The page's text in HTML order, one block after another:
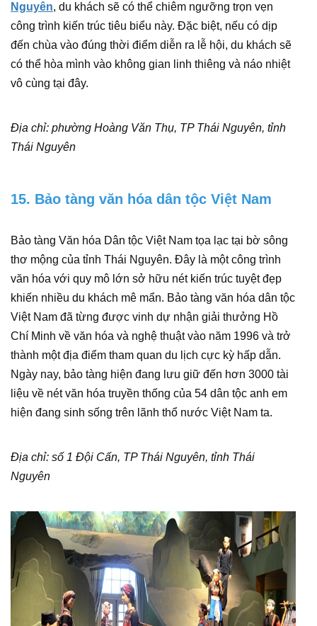
Nguyên, du khách sẽ có thể chiêm ngưỡng trọn vẹn
công trình kiến trúc tiêu biểu này. Đặc biệt, nếu có dịp
đến chùa vào đúng thời điểm diễn ra lễ hội, du khách sẽ
có thể hòa mình vào không gian linh thiêng và náo nhiệt
vô cùng tại đây.
Địa chỉ: phường Hoàng Văn Thụ, TP Thái Nguyên, tỉnh
Thái Nguyên
15. Bảo tàng văn hóa dân tộc Việt Nam
Bảo tàng Văn hóa Dân tộc Việt Nam tọa lạc tại bờ sông
thơ mộng của tỉnh Thái Nguyên. Đây là một công trình
văn hóa với quy mô lớn sở hữu nét kiến trúc tuyệt đẹp
khiến nhiều du khách mê mẩn. Bảo tàng văn hóa dân tộc
Việt Nam đã từng được vinh dự nhận giải thưởng Hồ
Chí Minh về văn hóa và nghệ thuật vào năm 1996 và trở
thành một địa điểm tham quan du lịch cực kỳ hấp dẫn.
Ngày nay, bảo tàng hiện đang lưu giữ đến hơn 3000 tài
liệu về nét văn hóa truyền thống của 54 dân tộc anh em
hiện đang sinh sống trên lãnh thổ nước Việt Nam ta.
Địa chỉ: số 1 Đội Cấn, TP Thái Nguyên, tỉnh Thái
Nguyên